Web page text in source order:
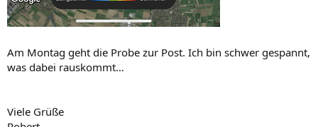
Am Montag geht die Probe zur Post. Ich bin schwer gespannt,
was dabei rauskommt…
Viele Grüße